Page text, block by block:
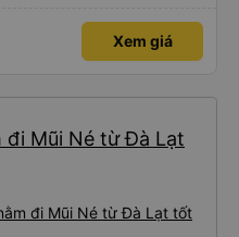
chịu ák 😁, cuối cùng thì mìh chốt
Lịch - dv không nuông chiều ng
Xem giá
Mũi Né từ Đà Lạt
đi Mũi Né từ Đà Lạt tốt